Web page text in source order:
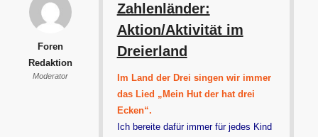
Foren
Redaktion
Moderator
Zahlenländer:
Aktion/Aktivität im
Dreierland
Im Land der Drei singen wir immer
das Lied „Mein Hut der hat drei
Ecken“.
Ich bereite dafür immer für jedes Kind